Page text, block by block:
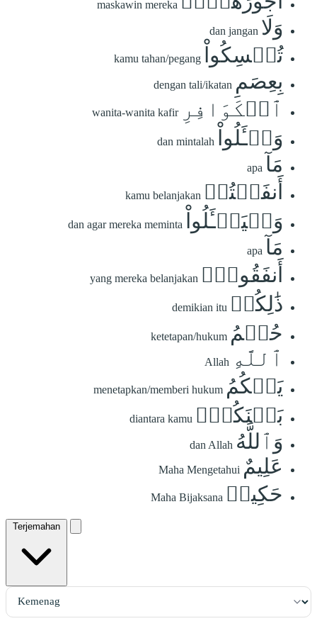
maskawin mereka
وَلَا dan jangan
تُمۡسِكُواْ kamu tahan/pegang
بِعِصَمِ dengan tali/ikatan
ٱلۡكَوَافِرِ wanita-wanita kafir
وَسۡـَٔلُواْ dan mintalah
مَآ apa
أَنفَقۡتُمۡ kamu belanjakan
وَلۡيَسۡـَٔلُواْ dan agar mereka meminta
مَآ apa
أَنفَقُواْۚ yang mereka belanjakan
ذَٰلِكُمۡ demikian itu
حُكۡمُ ketetapan/hukum
ٱللَّهِ Allah
يَحۡكُمُ menetapkan/memberi hukum
بَيۡنَكُمۡۖ diantara kamu
وَٱللَّهُ dan Allah
عَلِيمٌ Maha Mengetahui
حَكِيمٞ Maha Bijaksana
Terjemahan